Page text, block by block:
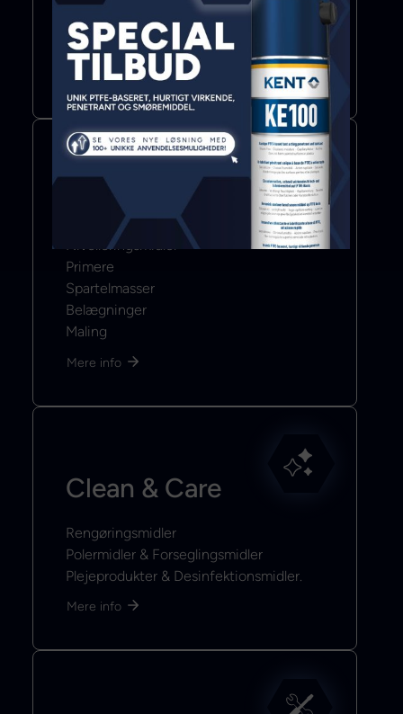
Fugemasse
Klæbebånd
Mere info
Color & Coat
Nivelleringsmidler
Primere
Spartelmasser
Belægninger
Maling
Mere info
Clean & Care
Rengøringsmidler
Polermidler & Forseglingsmidler
Plejeprodukter & Desinfektionsmidler.
Mere info